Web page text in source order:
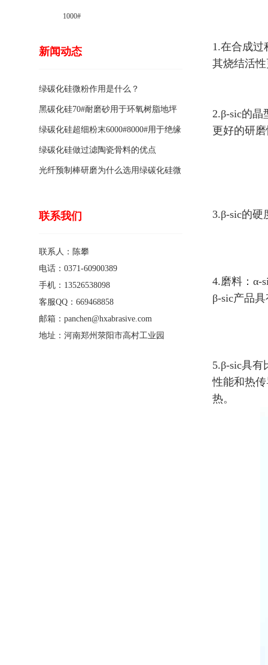
1000#
新闻动态
绿碳化硅微粉作用是什么？
黑碳化硅70#耐磨砂用于环氧树脂地坪
骨料的特点有哪些？
绿碳化硅超细粉末6000#8000#用于绝缘
涂料的优点
绿碳化硅做过滤陶瓷骨料的优点
光纤预制棒研磨为什么选用绿碳化硅微
联系我们
联系人：陈攀
电话：0371-60900389
手机：13526538098
客服QQ：669468858
邮箱：panchen@hxabrasive.com
地址：河南郑州荥阳市高村工业园
1.在合成过
其烧结活
2.β-sic的
更好的研
3.β-sic的硬
4.磨料： α-
β-sic产品
5.β-sic具
性能和热
热。